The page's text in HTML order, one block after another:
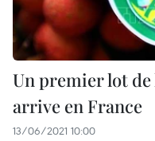
Un premier lot
arrive en France
13/06/2021 10:00